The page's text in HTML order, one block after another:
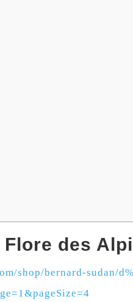
des
shop/bernard-sudan/